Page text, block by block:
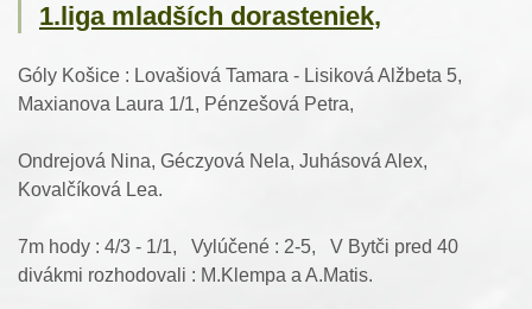
1.liga mladších dorasteniek,
Góly Košice : Lovašiová Tamara - Lisiková Alžbeta 5,
Maxianova Laura 1/1, Pénzešová Petra,
Ondrejová Nina, Géczyová Nela, Juhásová Alex,
Kovalčíková Lea.
7m hody : 4/3 - 1/1, Vylúčené : 2-5, V Bytči pred 40
divákmi rozhodovali : M.Klempa a A.Matis.